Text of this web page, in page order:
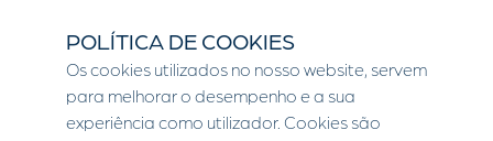
POLÍTICA DE COOKIES
Os cookies utilizados no nosso website, servem
para melhorar o desempenho e a sua
experiência como utilizador. Cookies são